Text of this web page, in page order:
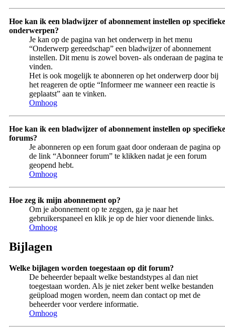
Hoe kan ik een bladwijzer of abonnement instellen op specifieke
onderwerpen?
Je kan op de pagina van het onderwerp in het menu
“Onderwerp gereedschap” een bladwijzer of abonnement
instellen. Dit menu is zowel boven- als onderaan de pagina te
vinden.
Het is ook mogelijk te abonneren op het onderwerp door bij
het reageren de optie “Informeer me wanneer een reactie is
geplaatst” aan te vinken.
Omhoog
Hoe kan ik een bladwijzer of abonnement instellen op specifieke
forums?
Je abonneren op een forum gaat door onderaan de pagina op
de link “Abonneer forum” te klikken nadat je een forum
geopend hebt.
Omhoog
Hoe zeg ik mijn abonnement op?
Om je abonnement op te zeggen, ga je naar het
gebruikerspaneel en klik je op de hier voor dienende links.
Omhoog
Bijlagen
Welke bijlagen worden toegestaan op dit forum?
De beheerder bepaalt welke bestandstypes al dan niet
toegestaan worden. Als je niet zeker bent welke bestanden
geüpload mogen worden, neem dan contact op met de
beheerder voor verdere informatie.
Omhoog